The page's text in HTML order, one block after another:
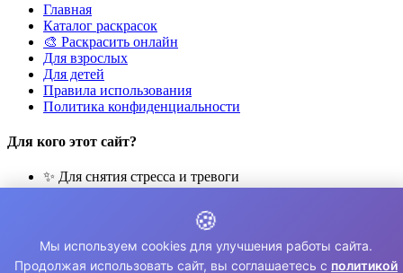
Главная
Каталог раскрасок
🎨 Раскрасить онлайн
Для взрослых
Для детей
Правила использования
Политика конфиденциальности
Для кого этот сайт?
✨ Для снятия стресса и тревоги
🧘 Для медитации и расслабления
👨‍👩‍👧‍👦 Для семейного досуга
© 2026 Раскраски Антистресс. Все права защищены.
🍪
Мы используем cookies для улучшения работы сайта.
Продолжая использовать сайт, вы соглашаетесь с политикой